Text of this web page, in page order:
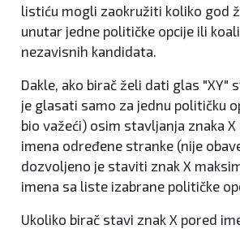
listiću mogli zaokružiti koliko god
unutar jedne političke opcije ili
nezavisnih kandidata.
Dakle, ako birač želi dati glas "XY"
je glasati samo za jednu političku
bio važeći) osim stavljanja znaka X
imena određene stranke (nije
dozvoljeno je staviti znak X
imena sa liste izabrane političke
Ukoliko birač stavi znak X pored